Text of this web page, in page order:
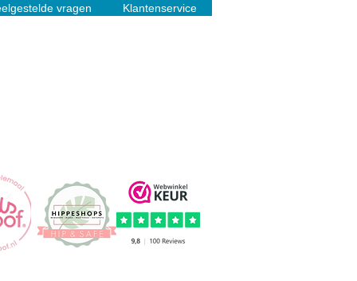
vragen Klantenservice